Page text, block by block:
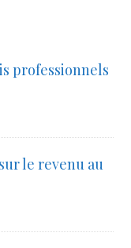
professionnels
le revenu au